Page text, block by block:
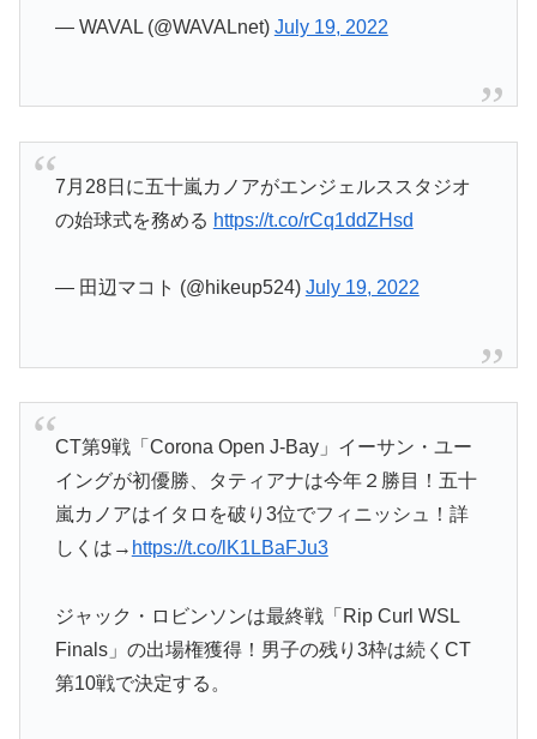
— WAVAL (@WAVALnet) July 19, 2022
7月28日に五十嵐カノアがエンジェルススタジオ
の始球式を務める https://t.co/rCq1ddZHsd
— 田辺マコト (@hikeup524) July 19, 2022
CT第9戦「Corona Open J-Bay」イーサン・ユー
イングが初優勝、タティアナは今年２勝目！五十
嵐カノアはイタロを破り3位でフィニッシュ！詳
しくは→ https://t.co/lK1LBaFJu3
ジャック・ロビンソンは最終戦「Rip Curl WSL
Finals」の出場権獲得！男子の残り3枠は続くCT
第10戦で決定する。